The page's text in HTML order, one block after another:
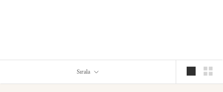
Sırala